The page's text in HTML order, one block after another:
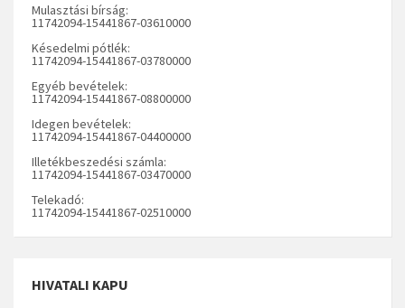
Mulasztási bírság:
11742094-15441867-03610000
Késedelmi pótlék:
11742094-15441867-03780000
Egyéb bevételek:
11742094-15441867-08800000
Idegen bevételek:
11742094-15441867-04400000
Illetékbeszedési számla:
11742094-15441867-03470000
Telekadó:
11742094-15441867-02510000
HIVATALI KAPU